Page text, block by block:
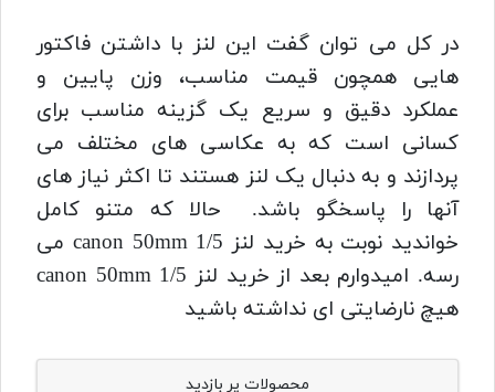
در کل می توان گفت این لنز با داشتن فاکتور
هایی همچون قیمت مناسب، وزن پایین و
عملکرد دقیق و سریع یک گزینه مناسب برای
کسانی است که به عکاسی های مختلف می
پردازند و به دنبال یک لنز هستند تا اکثر نیاز های
آنها را پاسخگو باشد. حالا که متنو کامل
خواندید نوبت به خرید لنز canon 50mm 1/5 می
رسه. امیدوارم بعد از خرید لنز canon 50mm 1/5
هیچ نارضایتی ای نداشته باشید
محصولات پر بازدید